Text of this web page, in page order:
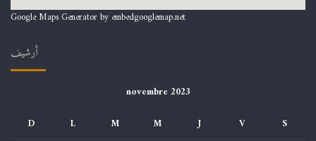
Google Maps Generator by embedgooglemap.net
أرشيف
novembre 2023
D
L M M J V
S